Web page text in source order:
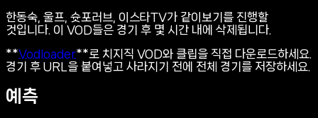
한동숙, 울프, 슛포러브, 이스타TV가 같이보기를 진행할
것입니다. 이 VOD들은 경기 후 몇 시간 내에 삭제됩니다.
**Vodloader**로 치지직 VOD와 클립을 직접 다운로드하세요.
경기 후 URL을 붙여넣고 사라지기 전에 전체 경기를 저장하세요.
예측